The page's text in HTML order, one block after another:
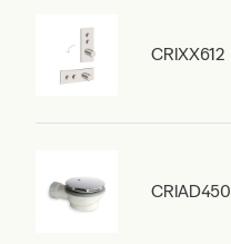
CRIXX612
CRIAD450